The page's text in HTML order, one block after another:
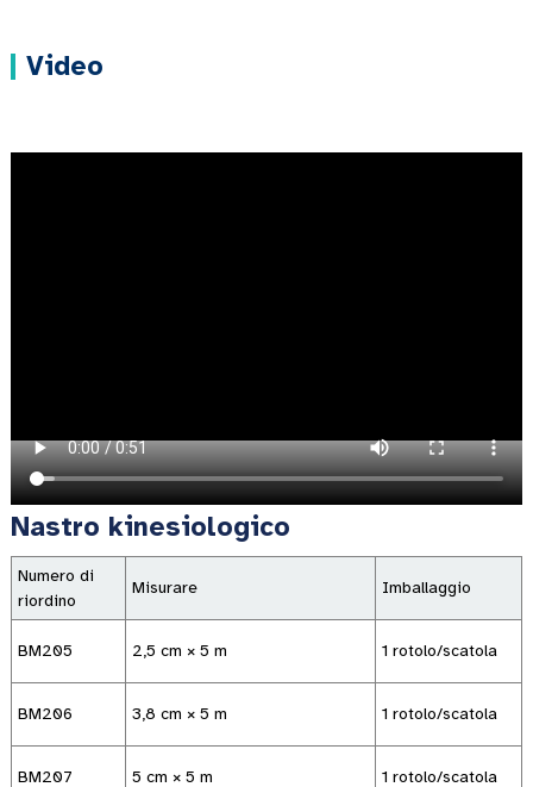
Video
Nastro kinesiologico
Numero di
riordino
Misurare Imballaggio
BM205 2,5 cm × 5 m 1 rotolo/scatola
BM206 3,8 cm × 5 m 1 rotolo/scatola
BM207 5 cm × 5 m 1 rotolo/scatola